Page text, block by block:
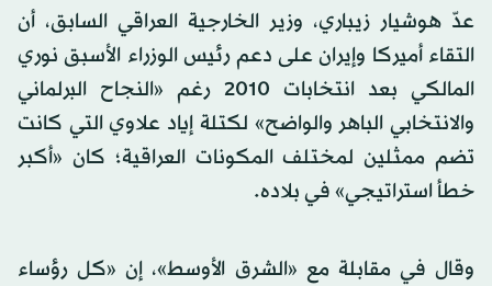
عدّ هوشيار زيباري، وزير الخارجية العراقي السابق، أن
التقاء أميركا وإيران على دعم رئيس الوزراء الأسبق نوري
المالكي بعد انتخابات 2010 رغم «النجاح البرلماني
والانتخابي الباهر والواضح» لكتلة إياد علاوي التي كانت
تضم ممثلين لمختلف المكونات العراقية؛ كان «أكبر
خطأ استراتيجي» في بلاده.
وقال في مقابلة مع «الشرق الأوسط»، إن «كل رؤساء